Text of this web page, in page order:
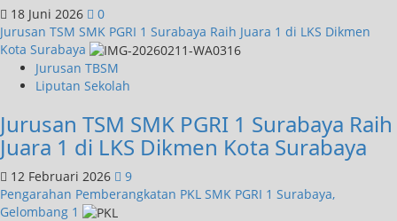
18 Juni 2026
0
Jurusan TSM SMK PGRI 1 Surabaya Raih Juara 1 di LKS Dikmen
Kota Surabaya
Jurusan TBSM
Liputan Sekolah
Jurusan TSM SMK PGRI 1 Surabaya Raih
Juara 1 di LKS Dikmen Kota Surabaya
12 Februari 2026
9
Pengarahan Pemberangkatan PKL SMK PGRI 1 Surabaya,
Gelombang 1